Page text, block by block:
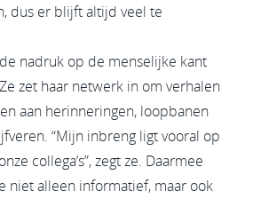
dus er blijft altijd veel te
nadruk op de menselijke kant
zet haar netwerk in om verhalen
aan herinneringen, loopbanen
“Mijn inbreng ligt vooral op
collega’s”, zegt ze. Daarmee
niet alleen informatief, maar ook